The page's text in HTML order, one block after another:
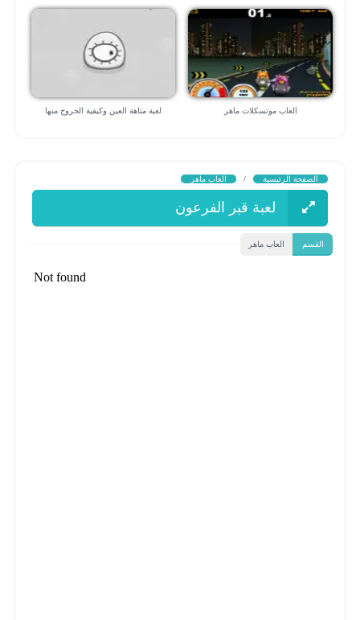
العاب موتسكلات ماهر لعبة متاهة العين وكيفية الخروج منها
الصفحة الرئيسية / العاب ماهر
لعبة قبر الفرعون
القسم العاب ماهر